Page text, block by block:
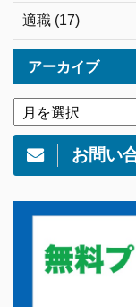
適職 (17)
アーカイブ
お問い